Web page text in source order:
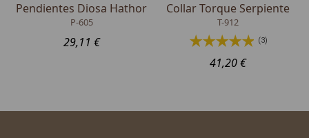
Pendientes Diosa Hathor
P-605
29,11 €
Collar Torque Serpiente
T-912
(3)
41,20 €